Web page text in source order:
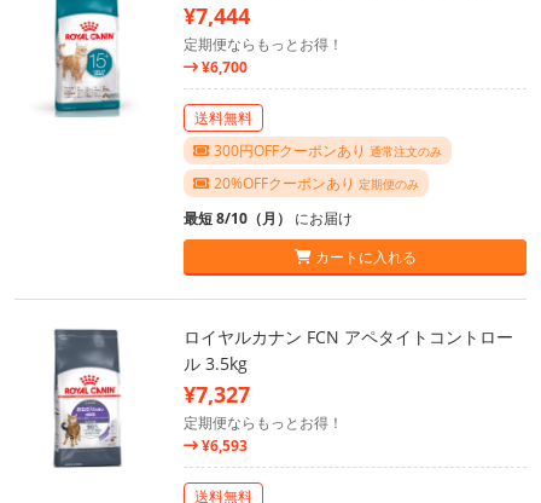
¥7,444
定期便ならもっとお得！
¥6,700
送料無料
300円OFFクーポンあり 通常注文のみ
20%OFFクーポンあり 定期便のみ
最短 8/10（月） にお届け
カートに入れる
ロイヤルカナン FCN アペタイトコントロー
ル 3.5kg
¥7,327
定期便ならもっとお得！
¥6,593
送料無料